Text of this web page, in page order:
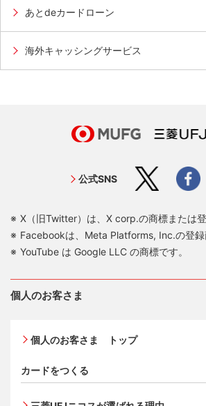
あとdeカードローン
海外キャッシングサービス
公式SNS
X（旧Twitter）は、X corp.の商標または登
Facebookは、Meta Platforms, Inc.の登録
YouTube は Google LLC の商標です。
個人のお客さま
個人のお客さま トップ
カードをつくる